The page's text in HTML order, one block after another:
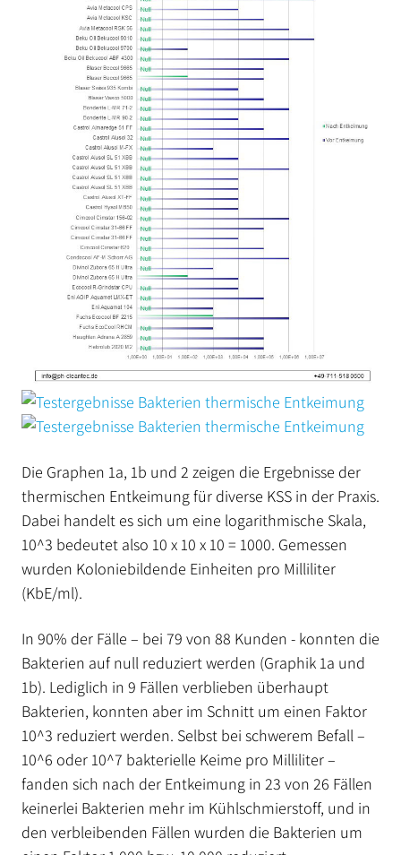
Die Graphen 1a, 1b und 2 zeigen die Ergebnisse der
thermischen Entkeimung für diverse KSS in der Praxis.
Dabei handelt es sich um eine logarithmische Skala,
10^3 bedeutet also 10 x 10 x 10 = 1000. Gemessen
wurden Koloniebildende Einheiten pro Milliliter
(KbE/ml).
In 90% der Fälle – bei 79 von 88 Kunden - konnten die
Bakterien auf null reduziert werden (Graphik 1a und
1b). Lediglich in 9 Fällen verblieben überhaupt
Bakterien, konnten aber im Schnitt um einen Faktor
10^3 reduziert werden. Selbst bei schwerem Befall –
10^6 oder 10^7 bakterielle Keime pro Milliliter –
fanden sich nach der Entkeimung in 23 von 26 Fällen
keinerlei Bakterien mehr im Kühlschmierstoff, und in
den verbleibenden Fällen wurden die Bakterien um